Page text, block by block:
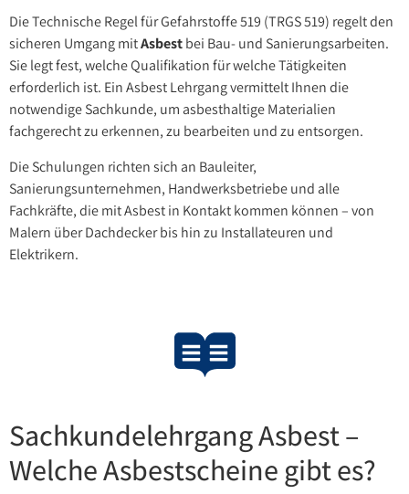
Die Technische Regel für Gefahrstoffe 519 (TRGS 519) regelt den
sicheren Umgang mitAsbestbei Bau- und Sanierungsarbeiten.
Sie legt fest, welche Qualifikation für welche Tätigkeiten
erforderlich ist. Ein Asbest Lehrgang vermittelt Ihnen die
notwendige Sachkunde, um asbesthaltige Materialien
fachgerecht zu erkennen, zu bearbeiten und zu entsorgen.
Die Schulungen richten sich an Bauleiter,
Sanierungsunternehmen, Handwerksbetriebe und alle
Fachkräfte, die mit Asbest in Kontakt kommen können – von
Malern über Dachdecker bis hin zu Installateuren und
Elektrikern.
Sachkundelehrgang Asbest –
Welche Asbestscheine gibt es?